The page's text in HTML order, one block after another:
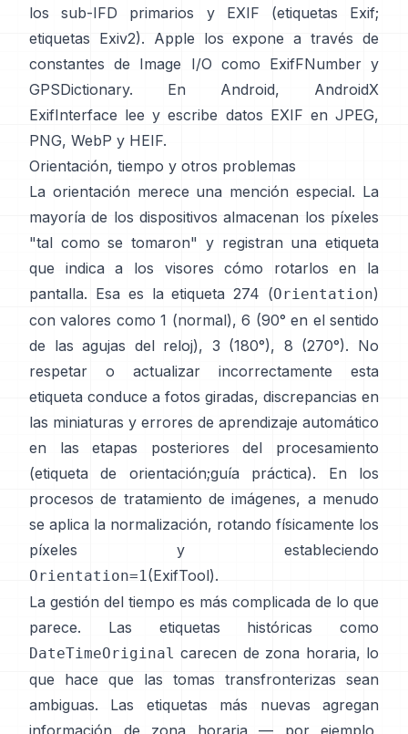
los sub-IFD primarios y EXIF (etiquetas Exif;
etiquetas Exiv2). Apple los expone a través de
constantes de Image I/O como ExifFNumber y
GPSDictionary. En Android, AndroidX
ExifInterface lee y escribe datos EXIF en JPEG,
PNG, WebP y HEIF.
Orientación, tiempo y otros problemas
La orientación merece una mención especial. La
mayoría de los dispositivos almacenan los píxeles
"tal como se tomaron" y registran una etiqueta
que indica a los visores cómo rotarlos en la
pantalla. Esa es la etiqueta 274 (Orientation)
con valores como 1 (normal), 6 (90° en el sentido
de las agujas del reloj), 3 (180°), 8 (270°). No
respetar o actualizar incorrectamente esta
etiqueta conduce a fotos giradas, discrepancias en
las miniaturas y errores de aprendizaje automático
en las etapas posteriores del procesamiento
(etiqueta de orientación;guía práctica). En los
procesos de tratamiento de imágenes, a menudo
se aplica la normalización, rotando físicamente los
píxeles y estableciendo
Orientation=1(ExifTool).
La gestión del tiempo es más complicada de lo que
parece. Las etiquetas históricas como
DateTimeOriginal carecen de zona horaria, lo
que hace que las tomas transfronterizas sean
ambiguas. Las etiquetas más nuevas agregan
información de zona horaria — por ejemplo,